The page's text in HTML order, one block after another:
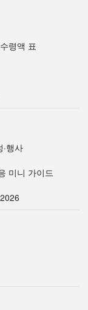
령액 표
행사
미니 가이드